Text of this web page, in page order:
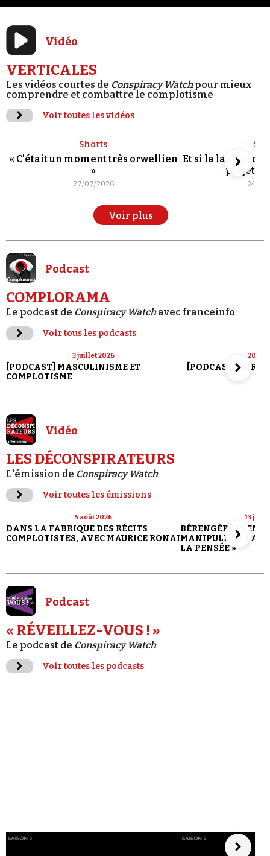
Vidéo
VERTICALES
Les vidéos courtes de Conspiracy Watchpour mieux
comprendre et combattre le complotisme
Voir toutes les vidéos
Shorts
« C'était un moment très orwellien
»
27/07/2026
Et si la langue de
projet
24/
Voir plus
Podcast
COMPLORAMA
Le podcast de Conspiracy Watchavec franceinfo
Voir tous les podcasts
3 juillet 2026
[PODCAST] MASCULINISME ET
COMPLOTISME
20
[PODCAST] LE
Vidéo
LES DÉCONSPIRATEURS
L'émission de Conspiracy Watch
Voir toutes les émissions
5 août 2026
DANS LA FABRIQUE DES RÉCITS
COMPLOTISTES, AVEC MAURICE RONAI
13
BÉRENGÈRE
MANIPULE LA
LA PENSÉE »
Podcast
« RÉVEILLEZ-VOUS ! »
Le podcast de Conspiracy Watch
Voir toutes les podcasts